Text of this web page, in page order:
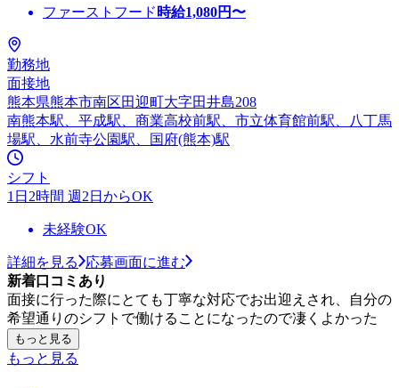
ファーストフード 時給1,080円〜
勤務地
面接地
熊本県熊本市南区田迎町大字田井島208
南熊本駅、平成駅、商業高校前駅、市立体育館前駅、八丁馬
場駅、水前寺公園駅、国府(熊本)駅
シフト
1日2時間 週2日からOK
未経験OK
詳細を見る
応募画面に進む
新着口コミあり
面接に行った際にとても丁寧な対応でお出迎えされ、自分の
希望通りのシフトで働けることになったので凄くよかった
もっと見る
もっと見る